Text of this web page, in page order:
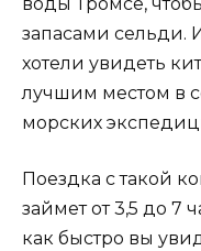
запасами сельди.
хотели увидеть
лучшим местом в
морских
Поездка с такой
займет от 3,5 до 7
как быстро вы